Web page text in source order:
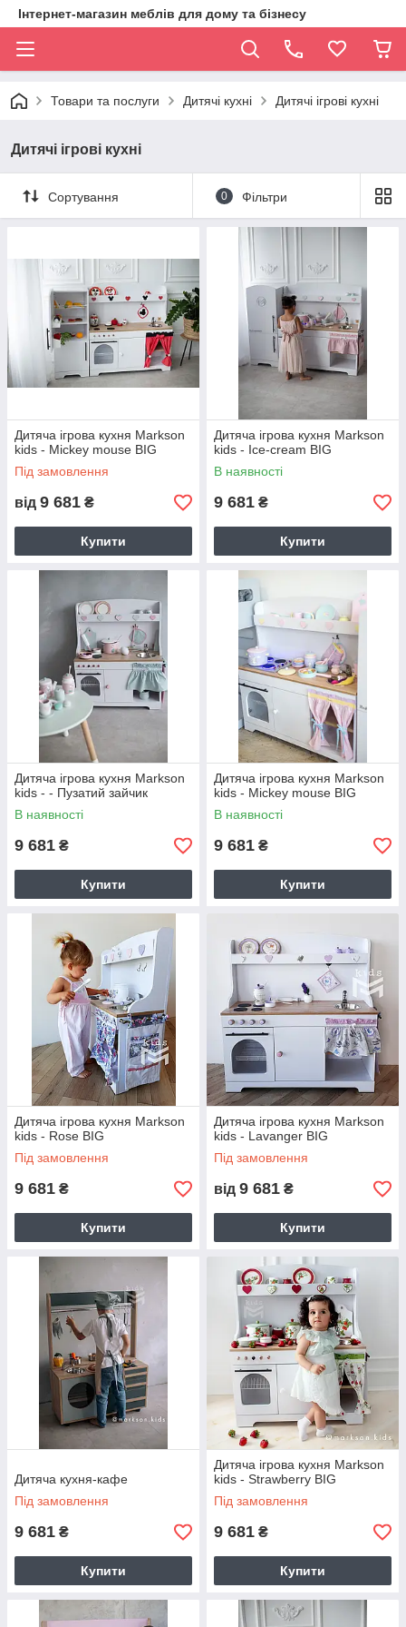
Інтернет-магазин меблів для дому та бізнесу
Товари та послуги Дитячі кухні Дитячі ігрові кухні
Дитячі ігрові кухні
Сортування 0 Фільтри
Дитяча ігрова кухня Markson
kids - Mickey mouse BIG
Під замовлення
від 9 681 ₴
Купити
Дитяча ігрова кухня Markson
kids - Ice-cream BIG
В наявності
9 681 ₴
Купити
Дитяча ігрова кухня Markson
kids - - Пузатий зайчик
В наявності
9 681 ₴
Купити
Дитяча ігрова кухня Markson
kids - Mickey mouse BIG
В наявності
9 681 ₴
Купити
Дитяча ігрова кухня Markson
kids - Rose BIG
Під замовлення
9 681 ₴
Купити
Дитяча ігрова кухня Markson
kids - Lavanger BIG
Під замовлення
від 9 681 ₴
Купити
Дитяча кухня-кафе
Під замовлення
9 681 ₴
Купити
Дитяча ігрова кухня Markson
kids - Strawberry BIG
Під замовлення
9 681 ₴
Купити